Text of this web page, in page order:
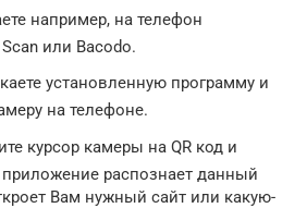
например, на телефон
или Bacodo.
установленную программу и
на телефоне.
курсор камеры на QR код и
приложение распознает данный
Вам нужный сайт или какую-